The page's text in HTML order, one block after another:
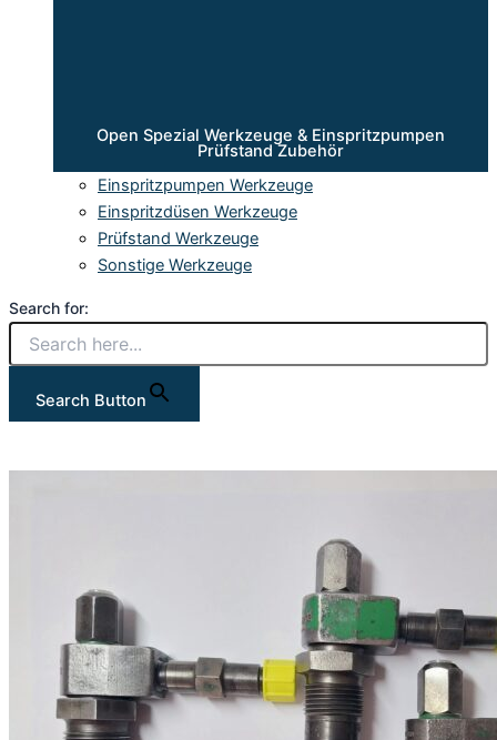
Open Spezial Werkzeuge & Einspritzpumpen
Prüfstand Zubehör
Einspritzpumpen Werkzeuge
Einspritzdüsen Werkzeuge
Prüfstand Werkzeuge
Sonstige Werkzeuge
Search for:
Search Button